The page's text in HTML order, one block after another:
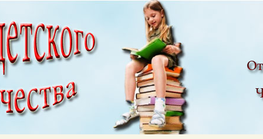
Детский мир